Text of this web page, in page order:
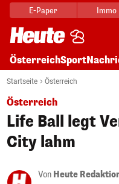
E-Paper Immo
ÖsterreichSport
Startseite Österreich
Österreich
Life Ball legt
City lahm
Von Heute